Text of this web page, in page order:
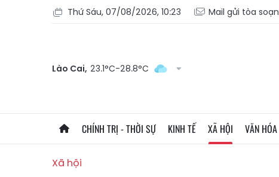
Thứ Sáu, 07/08/2026, 10:23 Mail gửi tòa soạn
Lào Cai, 23.1°C-28.8°C
CHÍNH TRỊ - THỜI SỰ KINH TẾ XÃ HỘI VĂN HÓA
Xã hội